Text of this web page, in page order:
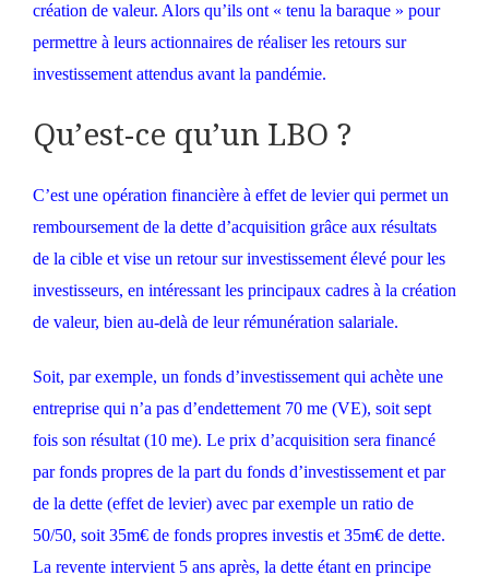
création de valeur. Alors qu’ils ont « tenu la baraque » pour
permettre à leurs actionnaires de réaliser les retours sur
investissement attendus avant la pandémie.
Qu’est-ce qu’un LBO ?
C’est une opération financière à effet de levier qui permet un
remboursement de la dette d’acquisition grâce aux résultats
de la cible et vise un retour sur investissement élevé pour les
investisseurs, en intéressant les principaux cadres à la création
de valeur, bien au-delà de leur rémunération salariale.
Soit, par exemple, un fonds d’investissement qui achète une
entreprise qui n’a pas d’endettement 70 me (VE), soit sept
fois son résultat (10 me). Le prix d’acquisition sera financé
par fonds propres de la part du fonds d’investissement et par
de la dette (effet de levier) avec par exemple un ratio de
50/50, soit 35m€ de fonds propres investis et 35m€ de dette.
La revente intervient 5 ans après, la dette étant en principe